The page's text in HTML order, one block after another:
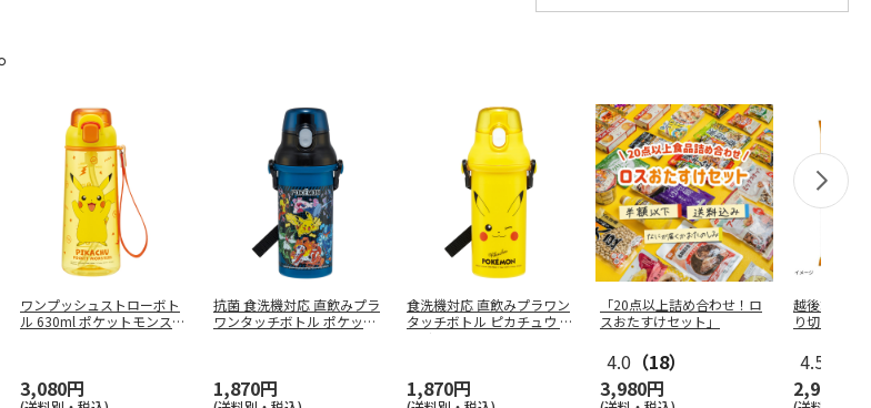
ワンプッシュストローボト
ル 630ml ポケットモンスタ
3,080円
抗菌 食洗機対応 直飲みプラ
ワンタッチボトル ポケット
1,870円
食洗機対応 直飲みプラワン
タッチボトル ピカチュウ フ
ェイ
1,870円
「20点以上詰め合わせ！ロ
スおたすけセット」
4.0 （18）
3,980円
越後製菓「
り切り餅」
4.5
2,980円